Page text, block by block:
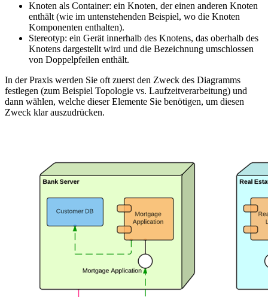
Knoten als Container: ein Knoten, der einen anderen Knoten
enthält (wie im untenstehenden Beispiel, wo die Knoten
Komponenten enthalten).
Stereotyp: ein Gerät innerhalb des Knotens, das oberhalb des
Knotens dargestellt wird und die Bezeichnung umschlossen
von Doppelpfeilen enthält.
In der Praxis werden Sie oft zuerst den Zweck des Diagramms
festlegen (zum Beispiel Topologie vs. Laufzeitverarbeitung) und
dann wählen, welche dieser Elemente Sie benötigen, um diesen
Zweck klar auszudrücken.